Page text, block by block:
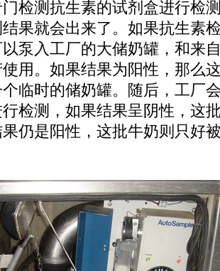
检测抗生素的试剂盒进行检
果就会出来了。如果抗生素
泵入工厂的大储奶罐，和来
用。如果结果为阳性，那么
临时的储奶罐。随后，工厂
检测，如果结果呈阴性，这
仍是阳性，这批牛奶则只好